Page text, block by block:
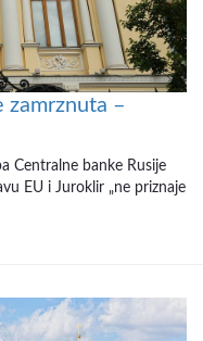
zamrznuta –
Centralne banke Rusije
EU i Juroklir „ne priznaje